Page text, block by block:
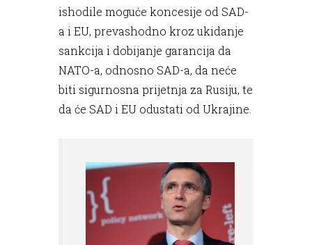
ishodile moguće koncesije od SAD-
a i EU, prevashodno kroz ukidanje
sankcija i dobijanje garancija da
NATO-a, odnosno SAD-a, da neće
biti sigurnosna prijetnja za Rusiju, te
da će SAD i EU odustati od Ukrajine.